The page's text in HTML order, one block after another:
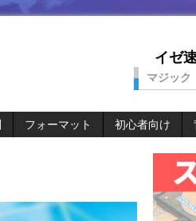
イゼ
マジック
フォーマット 初心者向け